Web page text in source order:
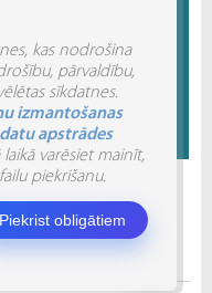
KONFERENCE “INVENTIO 2026”.
augstskola sadarbībā ar
kas nodrošina
pārvaldību,
sīkdatnes.
izmantošanas
apstrādes
varēsiet mainīt,
piekrišanu.
Piekrist obligātiem